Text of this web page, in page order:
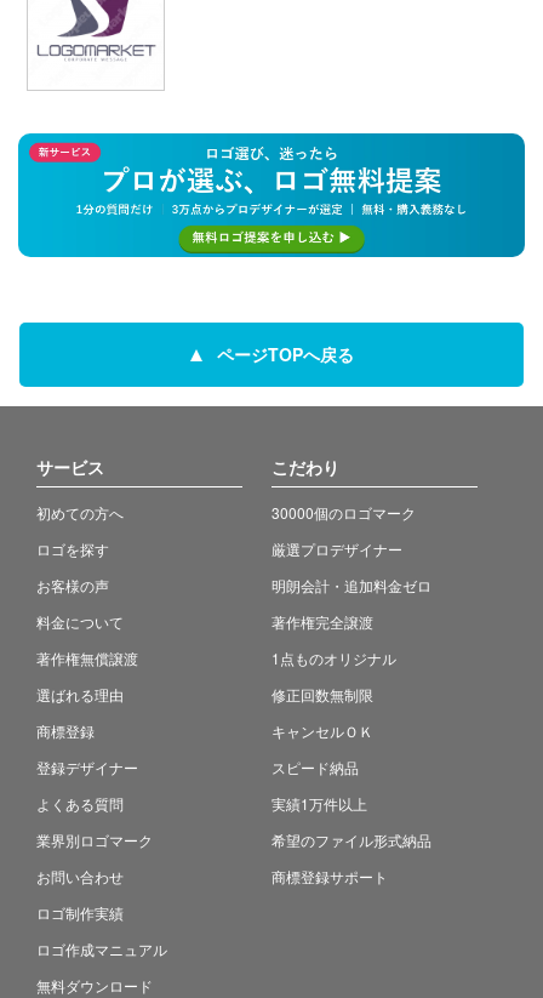
ページTOPへ戻る
サービス
初めての方へ
ロゴを探す
お客様の声
料金について
著作権無償譲渡
選ばれる理由
商標登録
登録デザイナー
よくある質問
業界別ロゴマーク
お問い合わせ
ロゴ制作実績
ロゴ作成マニュアル
無料ダウンロード
こだわり
30000個のロゴマーク
厳選プロデザイナー
明朗会計・追加料金ゼロ
著作権完全譲渡
1点ものオリジナル
修正回数無制限
キャンセルＯＫ
スピード納品
実績1万件以上
希望のファイル形式納品
商標登録サポート